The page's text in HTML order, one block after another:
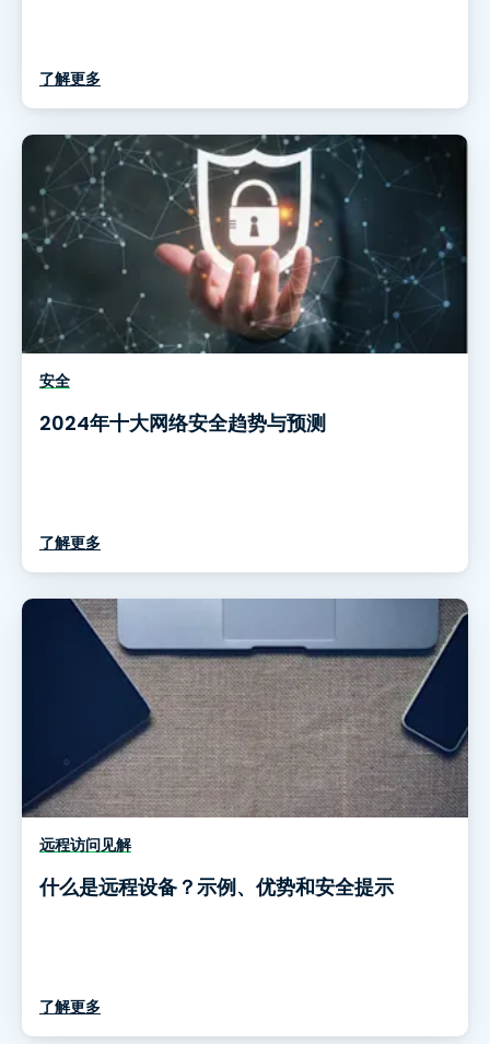
了解更多
安全
2024年十大网络安全趋势与预测
了解更多
远程访问见解
什么是远程设备？示例、优势和安全提示
了解更多